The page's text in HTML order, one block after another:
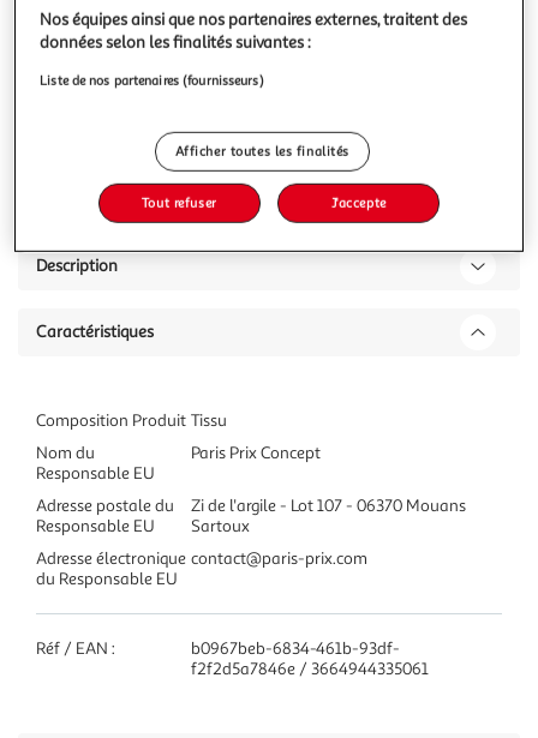
Vendu parParis Prix
-24 %
dont 0,06€ d'éco part. mobilier.
Description
Caractéristiques
Composition Produit Tissu
Nom du
Responsable EU
Paris Prix Concept
Adresse postale du
Responsable EU
Zi de l'argile - Lot 107 - 06370 Mouans
Sartoux
Adresse électronique
du Responsable EU
contact@paris-prix.com
Réf / EAN :
b0967beb-6834-461b-93df-
f2f2d5a7846e / 3664944335061
Nos équipes ainsi que nos partenaires externes, traitent des
données selon les finalités suivantes :
Liste de nos partenaires (fournisseurs)
Afficher toutes les finalités
Tout refuser J'accepte